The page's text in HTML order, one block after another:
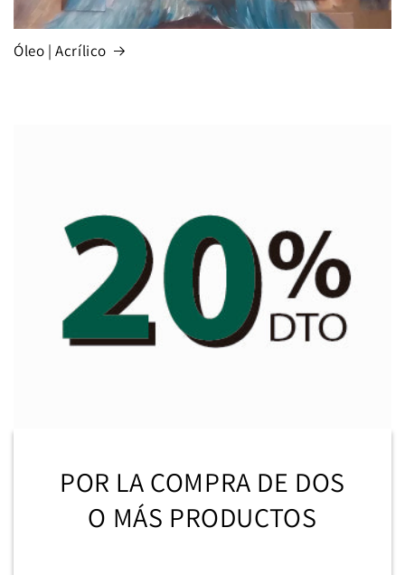
Óleo | Acrílico
POR LA COMPRA DE DOS
O MÁS PRODUCTOS